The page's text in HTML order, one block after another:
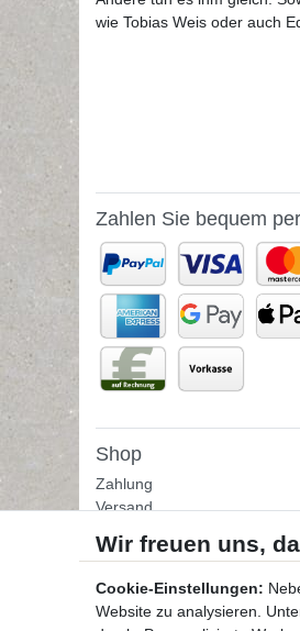
wie Tobias Weis oder auch
Zahlen Sie bequem per
Shop
Zahlung
Versand
Helpcenter
Bestellformular
Kontakt
Cookie-Einstellungen:
Website zu analysieren.